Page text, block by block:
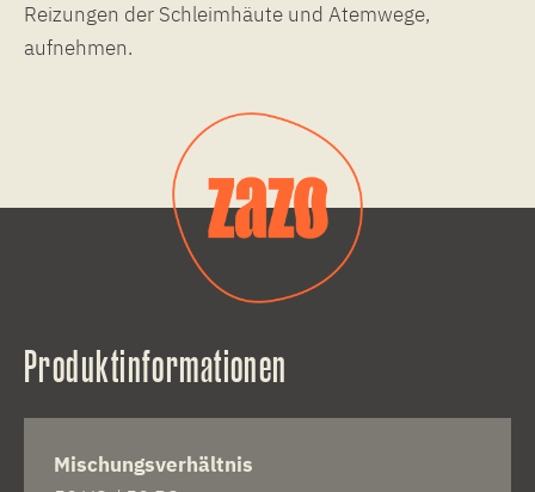
Reizungen der Schleimhäute und Atemwege,
aufnehmen.
Produktinformationen
Mischungsverhältnis